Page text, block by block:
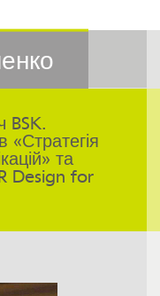
BSK.
«Стратегія
та
Design for